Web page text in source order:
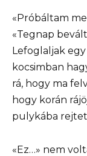
«Próbáltam
«Tegnap
Lefoglaljak
kocsimban
rá, hogy ma
hogy korán
pulykába
«Ez…» nem